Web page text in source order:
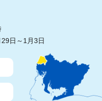
日～1月3日